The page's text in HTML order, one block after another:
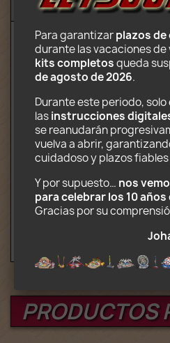
Avisos (3)
Contenido:
Tienda de golosinas
Camión de transporte
Máquinas de garra
Máquina de algodón
Decoraciones
fotográfico
transportar (.pdf) y
Edad: 8+
PRODUCTOS
Para garantizar plazos
kits completos queda
de agosto de 2026.
Durante este periodo,
las instrucciones
se reanudarán
vuelva a abrir,
cuidadoso y plazos
Y por supuesto… nos
para celebrar los 10
Gracias por su